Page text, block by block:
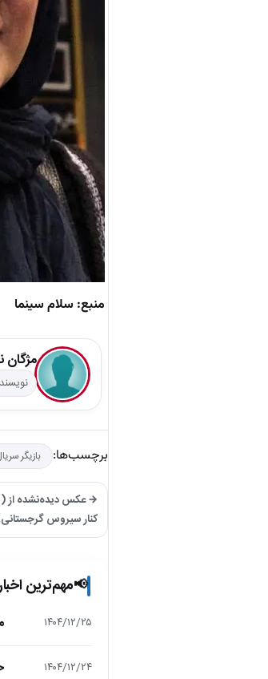
منبع: سلام سینما
مژگان
برچسب‌ها: بازیگر
کنار سیروس
📢مهم‌ترین
۱۴۰۴/۱۲/۲۵
۱۴۰۴/۱۲/۲۴